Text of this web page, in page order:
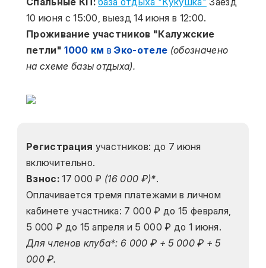
10 июня с 15:00, выезд 14 июня в 12:00.
Проживание участников "Калужские
петли" 1000 км в Эко-отеле (обозначено
на схеме базы отдыха).
﻿Регистрация участников: до 7 июня
включительно.
Взнос: 17 000 ₽ (16 000 ₽)*.
Оплачивается тремя платежами в личном
кабинете участника: 7 000 ₽ до 15 февраля,
Для членов клуба*: 6 000 ₽ + 5 000 ₽ + 5
000 ₽.